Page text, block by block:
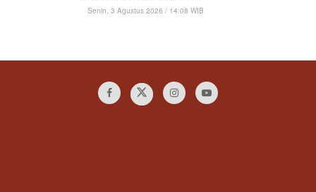
Senin, 3 Agustus 2026 / 14:08 WIB